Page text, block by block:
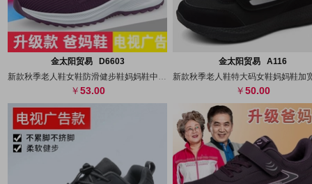
代发
金太阳贸易 D6603
新款秋季老人鞋女鞋防滑健步鞋妈妈鞋中老年
53.00
代发
金太阳贸易 A116
50.00